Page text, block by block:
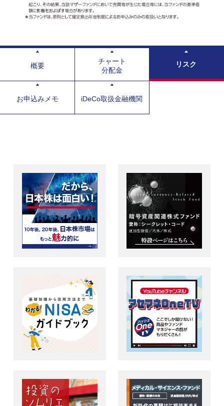
概要
チャート
分配金
リスク
お申込みメモ iDeCo取扱金融機関